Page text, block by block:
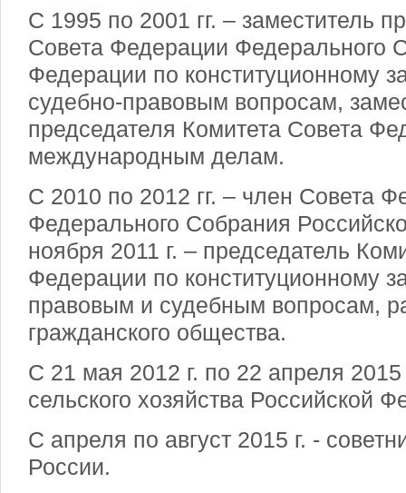
С 1995 по 2001 гг. – заместитель
Совета Федерации Федерального
Федерации по конституционному
судебно-правовым вопросам,
председателя Комитета Совета
международным делам.
С 2010 по 2012 гг. – член Совета
Федерального Собрания
ноября 2011 г. – председатель
Федерации по конституционному
правовым и судебным вопросам,
гражданского общества.
С 21 мая 2012 г. по 22 апреля 2015
сельского хозяйства Российской
С апреля по август 2015 г. -
России.